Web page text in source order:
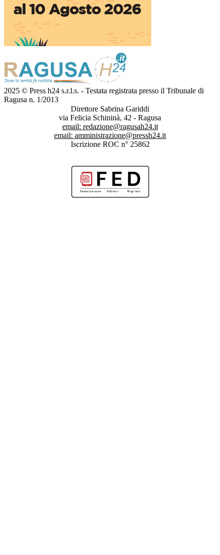
2025 © Press h24 s.r.l.s. - Testata registrata presso il Tribunale di
Ragusa n. 1/2013
Direttore Sabrina Gariddi
via Felicia Schininà, 42 - Ragusa
email: redazione@ragusah24.it
email: amministrazione@pressh24.it
Iscrizione ROC n° 25862